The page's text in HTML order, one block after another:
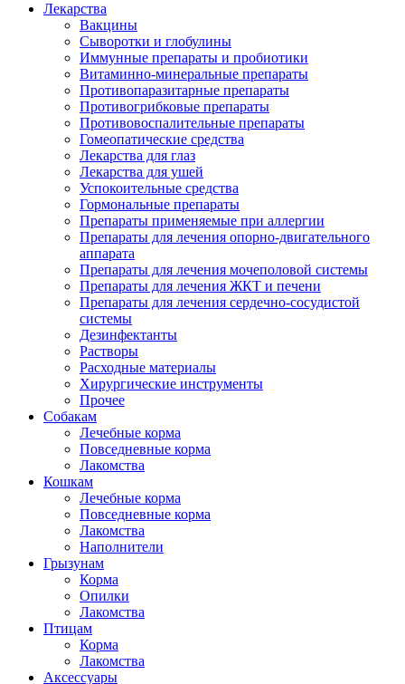
Лекарства
Вакцины
Сыворотки и глобулины
Иммунные препараты и пробиотики
Витаминно-минеральные препараты
Противопаразитарные препараты
Противогрибковые препараты
Противовоспалительные препараты
Гомеопатические средства
Лекарства для глаз
Лекарства для ушей
Успокоительные средства
Гормональные препараты
Препараты применяемые при аллергии
Препараты для лечения опорно-двигательного
аппарата
Препараты для лечения мочеполовой системы
Препараты для лечения ЖКТ и печени
Препараты для лечения сердечно-сосудистой
системы
Дезинфектанты
Растворы
Расходные материалы
Хирургические инструменты
Прочее
Собакам
Лечебные корма
Повседневные корма
Лакомства
Кошкам
Лечебные корма
Повседневные корма
Лакомства
Наполнители
Грызунам
Корма
Опилки
Лакомства
Птицам
Корма
Лакомства
Аксессуары